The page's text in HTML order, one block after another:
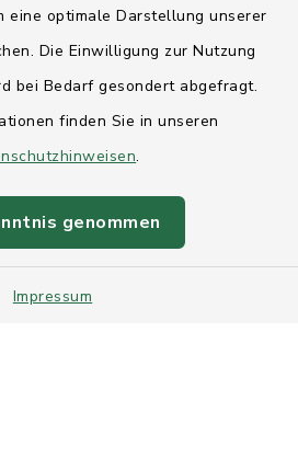
eine optimale Darstellung unserer
Die Einwilligung zur Nutzung
bei Bedarf gesondert abgefragt.
finden Sie in unseren
.
genommen
Impressum
Anfahrt
Sitemap
Intranet